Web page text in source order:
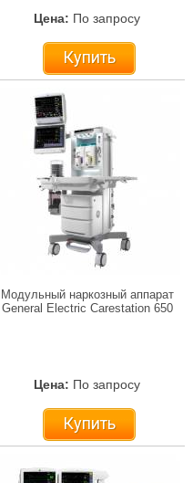
Цена: По запросу
Купить
Модульный наркозный аппарат
General Electric Carestation 650
Цена: По запросу
Купить